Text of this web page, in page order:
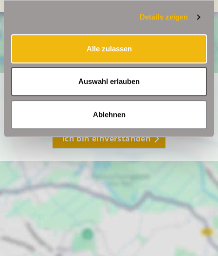
Details zeigen
Alle zulassen
Auswahl erlauben
Ablehnen
Ich bin damit einverstanden, dass mir Karten von Google
angezeigt werden. Es gelten die Datenschutzbedingungen
https://policies.google.com/privacy
Ich bin einverstanden